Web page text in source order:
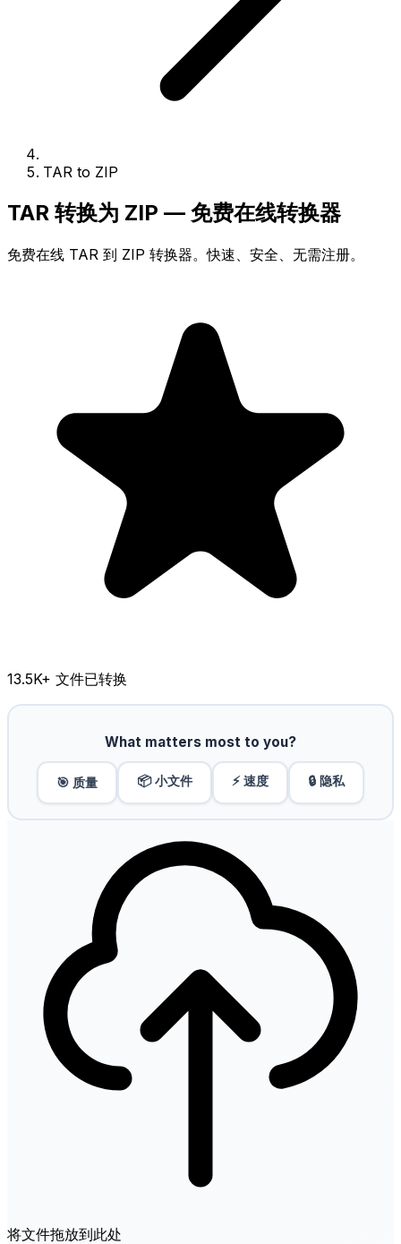
TAR to ZIP
TAR 转换为 ZIP — 免费在线转换器
免费在线 TAR 到 ZIP 转换器。快速、安全、无需注册。
13.5K+ 文件已转换
What matters most to you?
🎯 质量 📦 小文件 ⚡ 速度 🔒 隐私
将文件拖放到此处